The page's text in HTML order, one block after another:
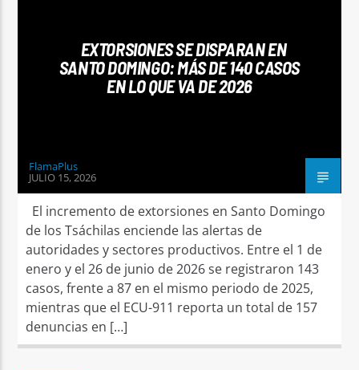
EXTORSIONES SE DISPARAN EN
SANTO DOMINGO: MÁS DE 140 CASOS
EN LO QUE VA DE 2026
FlamaPlus
JULIO 15, 2026
El incremento de extorsiones en Santo Domingo
de los Tsáchilas enciende las alertas de
autoridades y sectores productivos. Entre el 1 de
enero y el 26 de junio de 2026 se registraron 143
casos, frente a 87 en el mismo periodo de 2025,
mientras que el ECU-911 reporta un total de 157
denuncias en […]